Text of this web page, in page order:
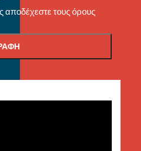
τους όρους